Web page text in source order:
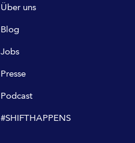
Über uns
Blog
Jobs
Presse
Podcast
#SHIFTHAPPENS